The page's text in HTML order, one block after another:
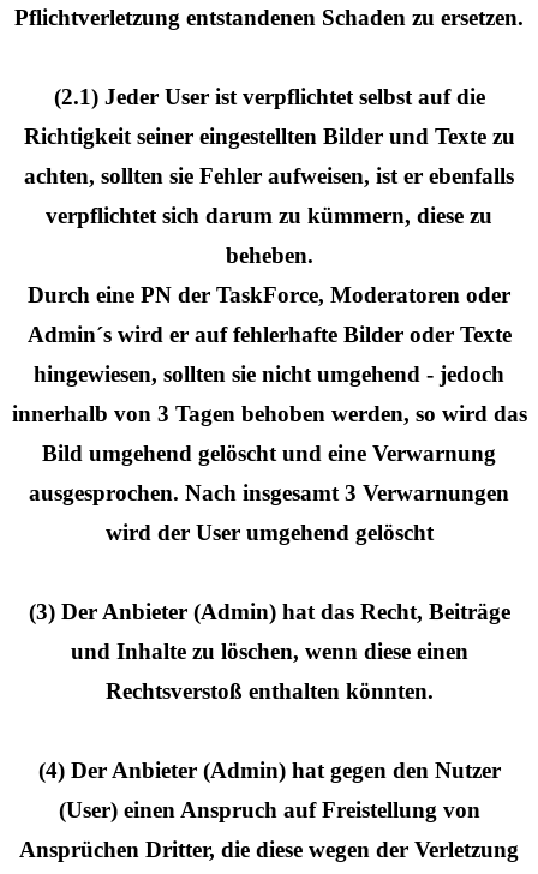
Pflichtverletzung entstandenen Schaden zu ersetzen.
(2.1) Jeder User ist verpflichtet selbst auf die
Richtigkeit seiner eingestellten Bilder und Texte zu
achten, sollten sie Fehler aufweisen, ist er ebenfalls
verpflichtet sich darum zu kümmern, diese zu
beheben.
Durch eine PN der TaskForce, Moderatoren oder
Admin´s wird er auf fehlerhafte Bilder oder Texte
hingewiesen, sollten sie nicht umgehend - jedoch
innerhalb von 3 Tagen behoben werden, so wird das
Bild umgehend gelöscht und eine Verwarnung
ausgesprochen. Nach insgesamt 3 Verwarnungen
wird der User umgehend gelöscht
(3) Der Anbieter (Admin) hat das Recht, Beiträge
und Inhalte zu löschen, wenn diese einen
Rechtsverstoß enthalten könnten.
(4) Der Anbieter (Admin) hat gegen den Nutzer
(User) einen Anspruch auf Freistellung von
Ansprüchen Dritter, die diese wegen der Verletzung